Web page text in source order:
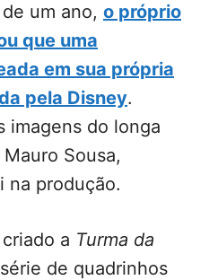
um ano, o próprio
que uma
em sua própria
pela Disney.
imagens do longa
Sousa,
na produção.
a Turma da
de quadrinhos